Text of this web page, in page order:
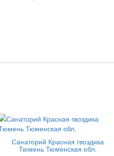
Санаторий Красная гвоздика
Тюмень Тюменская обл.